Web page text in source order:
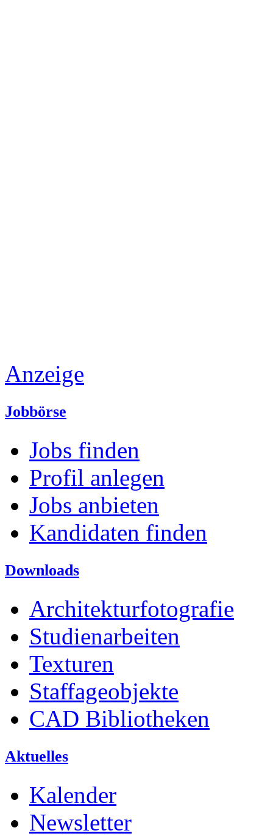
Anzeige
Jobbörse
Jobs finden
Profil anlegen
Jobs anbieten
Kandidaten finden
Downloads
Architekturfotografie
Studienarbeiten
Texturen
Staffageobjekte
CAD Bibliotheken
Aktuelles
Kalender
Newsletter